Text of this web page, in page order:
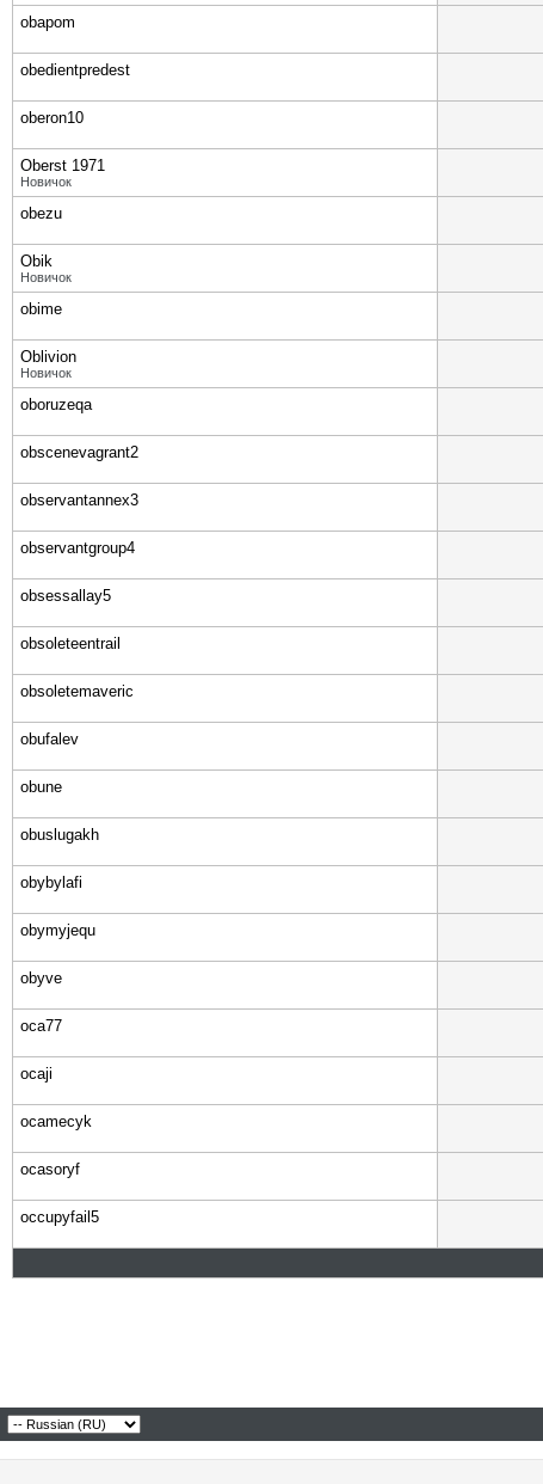
obapom
obedientpredest
oberon10
Oberst 1971
Новичок
obezu
Obik
Новичок
obime
Oblivion
Новичок
oboruzeqa
obscenevagrant2
observantannex3
observantgroup4
obsessallay5
obsoleteentrail
obsoletemaveric
obufalev
obune
obuslugakh
obybylafi
obymyjequ
obyve
oca77
ocaji
ocamecyk
ocasoryf
occupyfail5